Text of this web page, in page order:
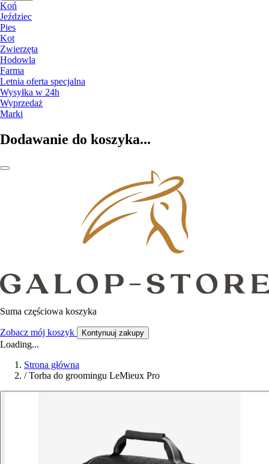
Koń
Jeździec
Pies
Kot
Zwierzęta
Hodowla
Farma
Letnia oferta specjalna
Wysyłka w 24h
Wyprzedaż
Marki
Dodawanie do koszyka...
Suma częściowa koszyka
Zobacz mój koszyk Kontynuuj zakupy
Loading...
Strona główna
/ Torba do groomingu LeMieux Pro